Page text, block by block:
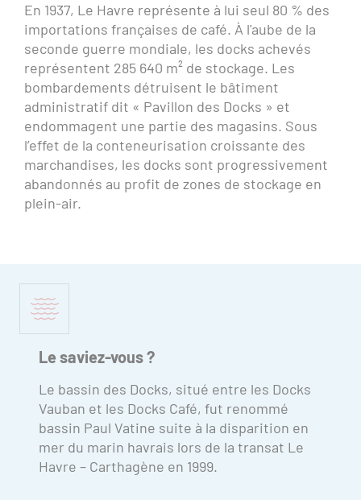
En 1937, Le Havre représente à lui seul 80 % des
importations françaises de café. À l'aube de la
seconde guerre mondiale, les docks achevés
représentent 285 640 m² de stockage. Les
bombardements détruisent le bâtiment
administratif dit « Pavillon des Docks » et
endommagent une partie des magasins. Sous
l’effet de la conteneurisation croissante des
marchandises, les docks sont progressivement
abandonnés au profit de zones de stockage en
plein-air.
Le saviez-vous ?
Le bassin des Docks, situé entre les Docks
Vauban et les Docks Café, fut renommé
bassin Paul Vatine suite à la disparition en
mer du marin havrais lors de la transat Le
Havre – Carthagène en 1999.